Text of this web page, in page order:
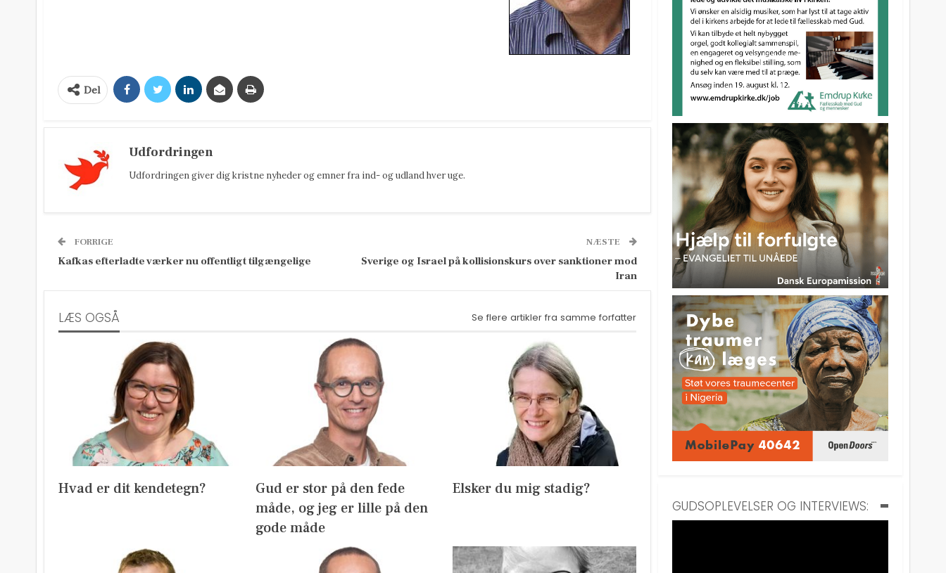
Del
Udfordringen
Udfordringen giver dig kristne nyheder og emner fra ind- og udland hver uge.
FORRIGE
Kafkas efterladte værker nu offentligt tilgængelige
NÆSTE
Sverige og Israel på kollisionskurs over sanktioner mod
Iran
LÆS OGSÅ Se flere artikler fra samme forfatter
Hvad er dit kendetegn?
Gud er stor på den fede
måde, og jeg er lille på den
gode måde
Elsker du mig stadig?
GUDSOPLEVELSER OG INTERVIEWS: